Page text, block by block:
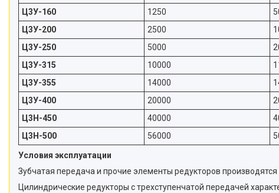
Ц3У-160
1250
Ц3У-200
2500
Ц3У-250
5000
Ц3У-315
10000
Ц3У-355
14000
Ц3У-400
20000
Ц3Н-450
40000
Ц3Н-500
56000
Условия эксплуатации
Зубчатая передача и прочие элементы редукторов
Цилиндрические редукторы с трехступенчатой передачей